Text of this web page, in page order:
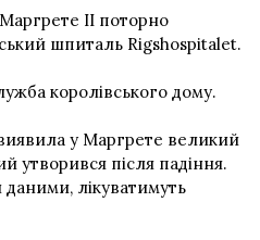
II поторно
шпиталь Rigshospitalet.
королівського дому.
у Маргрете великий
утворився після падіння.
лікуватимуть